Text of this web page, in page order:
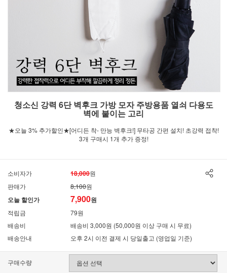
청소신 강력 6단 벽후크 가방 모자 주방용품 열쇠 다용도
벽에 붙이는 고리
★오늘 3% 추가할인★[어디든 착- 만능 벽후크!] 무타공 간편 설치! 초강력 접착!
3개 구매시 1개 추가 증정!
소비자가 18,000원
판매가
8,100원
오늘 할인가 7,900원
적립금
79원
배송비
배송비 3,000원 (50,000원 이상 구매 시 무료)
배송안내
오후 2시 이전 결제 시 당일출고 (영업일 기준)
구매수량